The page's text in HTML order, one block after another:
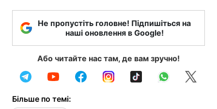
Не пропустіть головне! Підпишіться на
наші оновлення в Google!
Або читайте нас там, де вам зручно!
Більше по темі: